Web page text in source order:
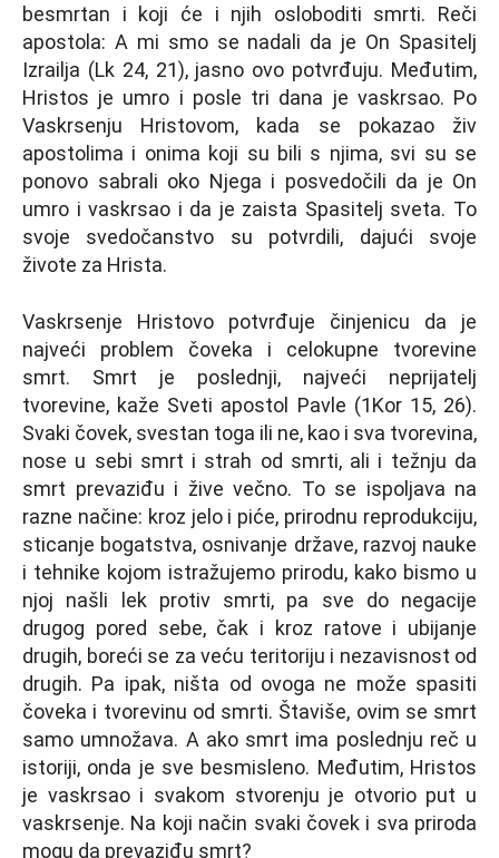
besmrtan i koji će i njih osloboditi smrti. Reči
apostola: A mi smo se nadali da je On Spasitelј
Izrailјa (Lk 24, 21), jasno ovo potvrđuju. Međutim,
Hristos je umro i posle tri dana je vaskrsao. Po
Vaskrsenju Hristovom, kada se pokazao živ
apostolima i onima koji su bili s njima, svi su se
ponovo sabrali oko Nјega i posvedočili da je On
umro i vaskrsao i da je zaista Spasitelј sveta. To
svoje svedočanstvo su potvrdili, dajući svoje
živote za Hrista.
Vaskrsenje Hristovo potvrđuje činjenicu da je
najveći problem čoveka i celokupne tvorevine
smrt. Smrt je poslednji, najveći neprijatelј
tvorevine, kaže Sveti apostol Pavle (1Kor 15, 26).
Svaki čovek, svestan toga ili ne, kao i sva tvorevina,
nose u sebi smrt i strah od smrti, ali i težnju da
smrt prevaziđu i žive večno. To se ispolјava na
razne načine: kroz jelo i piće, prirodnu reprodukciju,
sticanje bogatstva, osnivanje države, razvoj nauke
i tehnike kojom istražujemo prirodu, kako bismo u
njoj našli lek protiv smrti, pa sve do negacije
drugog pored sebe, čak i kroz ratove i ubijanje
drugih, boreći se za veću teritoriju i nezavisnost od
drugih. Pa ipak, ništa od ovoga ne može spasiti
čoveka i tvorevinu od smrti. Štaviše, ovim se smrt
samo umnožava. A ako smrt ima poslednju reč u
istoriji, onda je sve besmisleno. Međutim, Hristos
je vaskrsao i svakom stvorenju je otvorio put u
vaskrsenje. Na koji način svaki čovek i sva priroda
mogu da prevaziđu smrt?